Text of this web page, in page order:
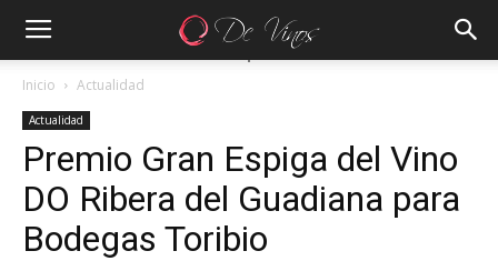
Inicio Actualidad
Actualidad
Premio Gran Espiga del Vino
DO Ribera del Guadiana para
Bodegas Toribio